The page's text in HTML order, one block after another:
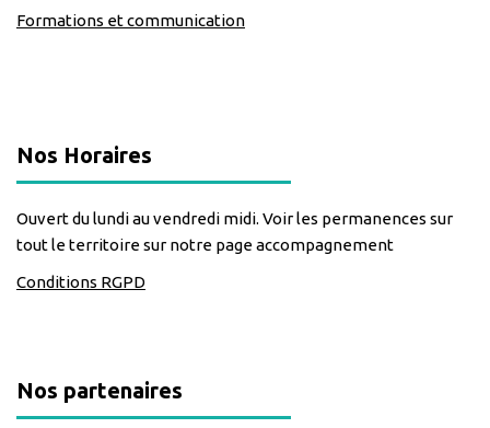
Formations et communication
Nos Horaires
Ouvert du lundi au vendredi midi. Voir les permanences sur
tout le territoire sur notre page accompagnement
Conditions RGPD
Nos partenaires